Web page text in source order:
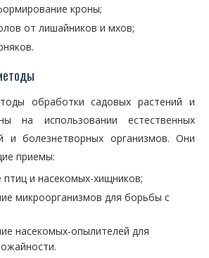
кроны;
от лишайников и мхов;
обработки садовых растений и
на использовании естественных
и болезнетворных организмов. Они
приемы:
птиц и насекомых-хищников;
микроорганизмов для борьбы с
насекомых-опылителей для